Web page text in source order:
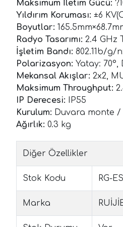
Maksimum İletim Gücü:
Yıldırım Koruması: ±6
Boyutlar:
Radyo Tasarımı: 2.4 GHz
İşletim Bandı: 802.11b/g/
Polarizasyon: Yatay: 70°,
Mekansal Akışlar: 2x2,
Maksimum Throughput:
IP Derecesi: IP55
Kurulum: Duvara monte
Ağırlık: 0.3 kg
Diğer Özellikler
Stok Kodu RG-
Marka